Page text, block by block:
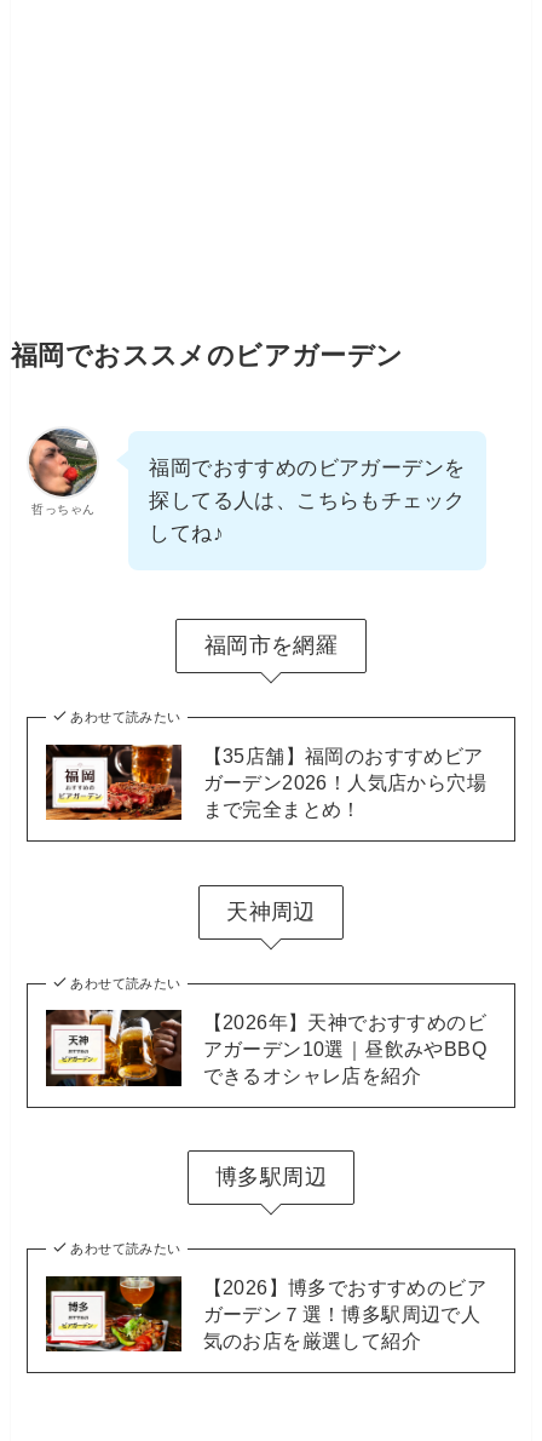
福岡でおススメのビアガーデン
哲っちゃん
福岡でおすすめのビアガーデンを
探してる人は、こちらもチェック
してね♪
福岡市を網羅
あわせて読みたい
【35店舗】福岡のおすすめビア
ガーデン2026！人気店から穴場
まで完全まとめ！
天神周辺
あわせて読みたい
【2026年】天神でおすすめのビ
アガーデン10選｜昼飲みやBBQ
できるオシャレ店を紹介
博多駅周辺
あわせて読みたい
【2026】博多でおすすめのビア
ガーデン７選！博多駅周辺で人
気のお店を厳選して紹介